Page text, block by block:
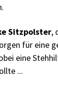
Sitzpolster,
für eine
eine
...